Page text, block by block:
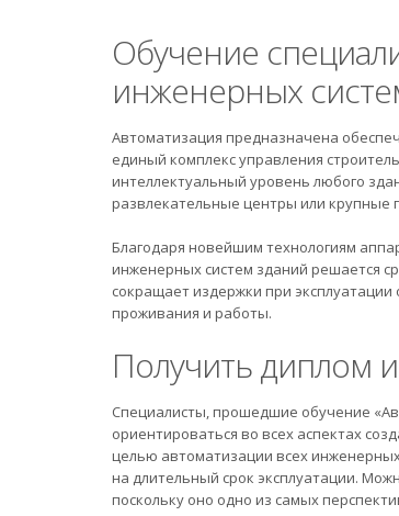
Обучение
инженерных
Автоматизация предназначена
единый комплекс управления
интеллектуальный уровень любого
развлекательные центры или
Благодаря новейшим технологиям
инженерных систем зданий решается
сокращает издержки при
проживания и работы.
Получить диплом
Специалисты, прошедшие обучение
ориентироваться во всех аспектах
целью автоматизации всех
на длительный срок эксплуатации.
поскольку оно одно из самых